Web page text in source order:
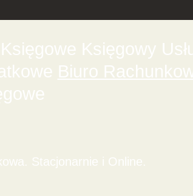
Księgowy
Biuro
Stacjonarnie i Online.